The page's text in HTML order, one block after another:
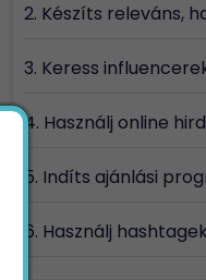
2. Készíts releváns,
3. Keress
4. Használj online
5. Indíts ajánlási
6. Használj